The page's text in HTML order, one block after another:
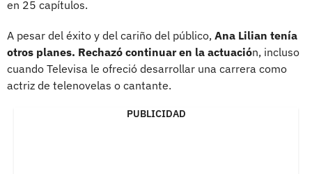
en 25 capítulos.
A pesar del éxito y del cariño del público, Ana Lilian tenía
otros planes. Rechazó continuar en la actuación, incluso
cuando Televisa le ofreció desarrollar una carrera como
actriz de telenovelas o cantante.
PUBLICIDAD